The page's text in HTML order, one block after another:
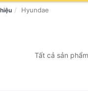
Hyundae
Tất cả sản